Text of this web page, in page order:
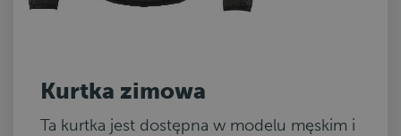
Kurtka zimowa
Ta kurtka jest dostępna w modelu męskim i